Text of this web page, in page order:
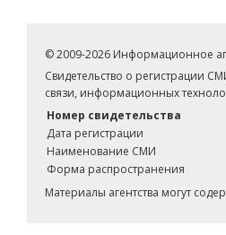
© 2009-2026 Информационное
Свидетельство о регистрации
связи, информационных
Номер свидетельства
Дата регистрации
Наименование СМИ
Форма распространения
Материалы агентства могут